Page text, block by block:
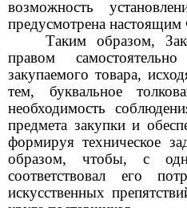
возможность
предусмотрена
Таким образом,
правом
закупаемого товара,
тем, буквальное
необходимость
предмета закупки и
формируя техническое
образом, чтобы, с
соответствовал его
искусственных